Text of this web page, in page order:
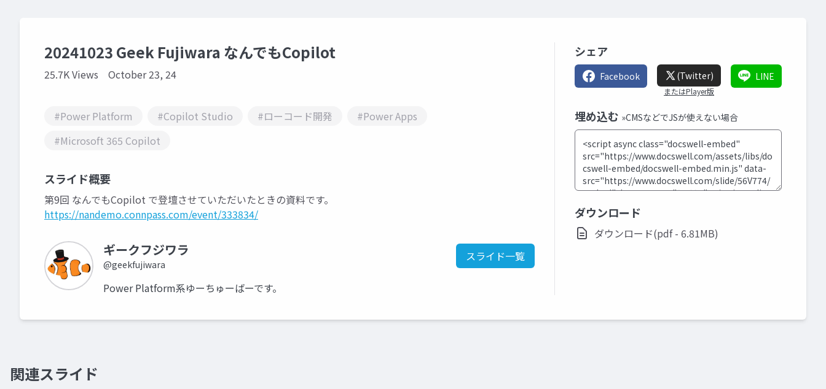
20241023 Geek Fujiwara なんでもCopilot
25.7K Views October 23, 24
#Power Platform #Copilot Studio #ローコード開発
#Power Apps
#Microsoft 365 Copilot
スライド概要
第9回 なんでもCopilot で登壇させていただいたときの資料です。
https://nandemo.connpass.com/event/333834/
ギークフジワラ
@geekfujiwara
スライド一覧
Power Platform系ゆーちゅーばーです。
シェア
Facebook (Twitter)
またはPlayer版
LINE
埋め込む »CMSなどでJSが使えない場合
ダウンロード
ダウンロード(pdf - 6.81MB)
関連スライド